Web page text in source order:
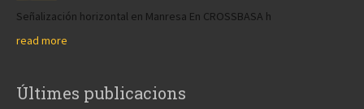
Señalización horizontal en Manresa En CROSSBASA h
read more
Últimes publicacions